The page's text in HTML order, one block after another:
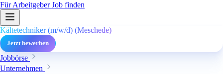
Für ArbeitgeberJob finden
Kältetechniker (m/w/d) (Meschede)
Jetzt bewerben
Jobbörse
Unternehmen